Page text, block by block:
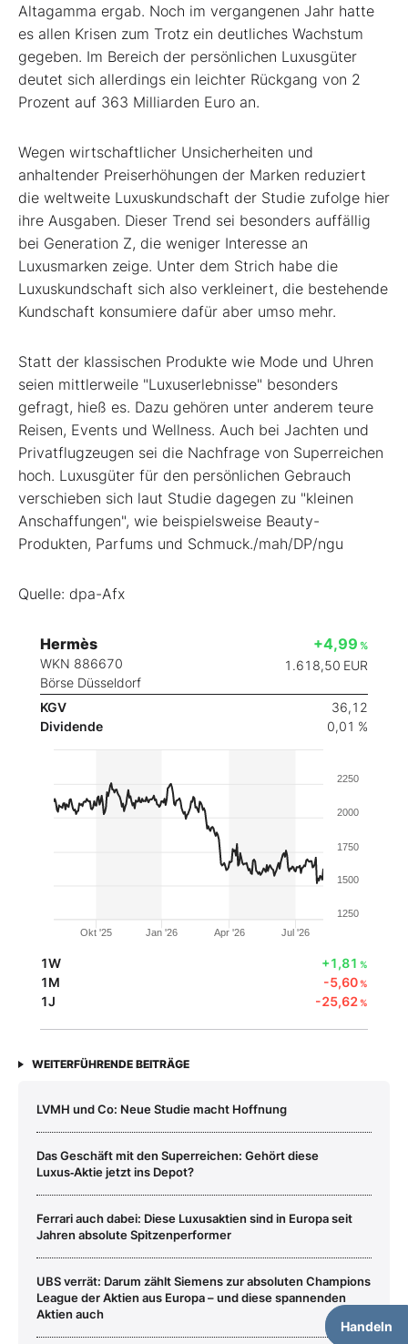
Altagamma ergab. Noch im vergangenen Jahr hatte
es allen Krisen zum Trotz ein deutliches Wachstum
gegeben. Im Bereich der persönlichen Luxusgüter
deutet sich allerdings ein leichter Rückgang von 2
Prozent auf 363 Milliarden Euro an.
Wegen wirtschaftlicher Unsicherheiten und
anhaltender Preiserhöhungen der Marken reduziert
die weltweite Luxuskundschaft der Studie zufolge hier
ihre Ausgaben. Dieser Trend sei besonders auffällig
bei Generation Z, die weniger Interesse an
Luxusmarken zeige. Unter dem Strich habe die
Luxuskundschaft sich also verkleinert, die bestehende
Kundschaft konsumiere dafür aber umso mehr.
Statt der klassischen Produkte wie Mode und Uhren
seien mittlerweile "Luxuserlebnisse" besonders
gefragt, hieß es. Dazu gehören unter anderem teure
Reisen, Events und Wellness. Auch bei Jachten und
Privatflugzeugen sei die Nachfrage von Superreichen
hoch. Luxusgüter für den persönlichen Gebrauch
verschieben sich laut Studie dagegen zu "kleinen
Anschaffungen", wie beispielsweise Beauty-
Produkten, Parfums und Schmuck./mah/DP/ngu
Quelle: dpa-Afx
Hermès
WKN 886670
Börse Düsseldorf
+4,99 %
1.618,50 EUR
KGV
36,12
Dividende
0,01 %
Handeln
Okt '25 Jan '26 Apr '26 Jul '26
1250
1500
1750
2000
2250
1W +1,81 %
1M -5,60%
1J -25,62%
WEITERFÜHRENDE BEITRÄGE
LVMH und Co: Neue Studie macht Hoffnung
Das Geschäft mit den Superreichen: Gehört diese
Luxus‑Aktie jetzt ins Depot?
Ferrari auch dabei: Diese Luxusaktien sind in Europa seit
Jahren absolute Spitzenperformer
UBS verrät: Darum zählt Siemens zur absoluten Champions
League der Aktien aus Europa – und diese spannenden
Aktien auch